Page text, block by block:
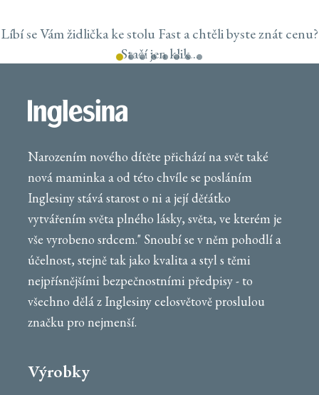
Líbí se Vám židlička ke stolu Fast a chtěli byste znát cenu?
Stačí jen klik...
Narozením nového dítěte přichází na svět také
nová maminka a od této chvíle se posláním
Inglesiny stává starost o ni a její děťátko
vytvářením světa plného lásky, světa, ve kterém je
vše vyrobeno srdcem." Snoubí se v něm pohodlí a
účelnost, stejně tak jako kvalita a styl s těmi
nejpřísnějšími bezpečnostními předpisy - to
všechno dělá z Inglesiny celosvětově proslulou
značku pro nejmenší.
Výrobky